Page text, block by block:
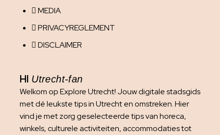
MEDIA
PRIVACYREGLEMENT
DISCLAIMER
HI Utrecht-fan
Welkom op Explore Utrecht! Jouw digitale stadsgids
met dé leukste tips in Utrecht en omstreken. Hier
vind je met zorg geselecteerde tips van horeca,
winkels, culturele activiteiten, accommodaties tot